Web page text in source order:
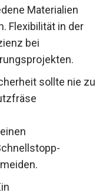
Materialien
Flexibilität in der
bei
sollte nie zu